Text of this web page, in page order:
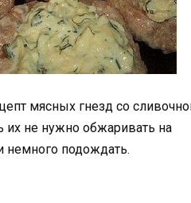
мясных гнезд со
их не нужно обжаривать на
немного подождать.